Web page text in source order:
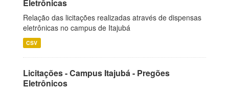
Eletrônicas
Relação das licitações realizadas através de dispensas
eletrônicas no campus de Itajubá
CSV
Licitações - Campus Itajubá - Pregões
Eletrônicos